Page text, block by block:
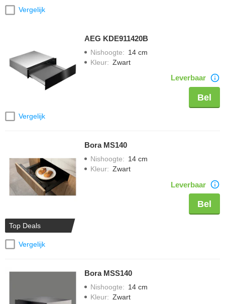
Vergelijk
Vergelijk
AEG KDE911420B
Nishoogte: 14 cm
Kleur: Zwart
Leverbaar
Bel
Top Deals
Vergelijk
Bora MS140
Nishoogte: 14 cm
Kleur: Zwart
Leverbaar
Bel
Bora MSS140
Nishoogte: 14 cm
Kleur: Zwart